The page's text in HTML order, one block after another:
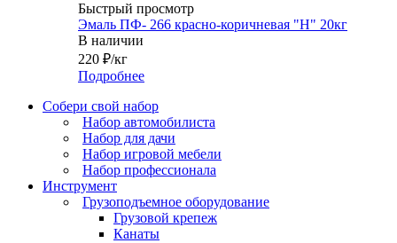
Быстрый просмотр
Эмаль ПФ- 266 красно-коричневая "Н" 20кг
В наличии
220 ₽/кг
Подробнее
Собери свой набор
Набор автомобилиста
Набор для дачи
Набор игровой мебели
Набор профессионала
Инструмент
Грузоподъемное оборудование
Грузовой крепеж
Канаты